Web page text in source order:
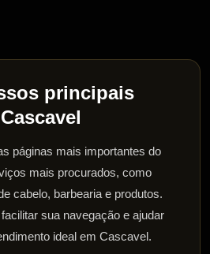
principais
páginas mais importantes do
mais procurados, como
cabelo, barbearia e produtos.
sua navegação e ajudar
ideal em Cascavel.